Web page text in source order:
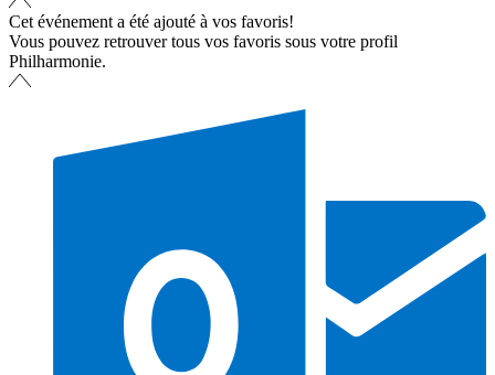
Cet événement a été ajouté à vos favoris!
Vous pouvez retrouver tous vos favoris sous votre profil
Philharmonie.